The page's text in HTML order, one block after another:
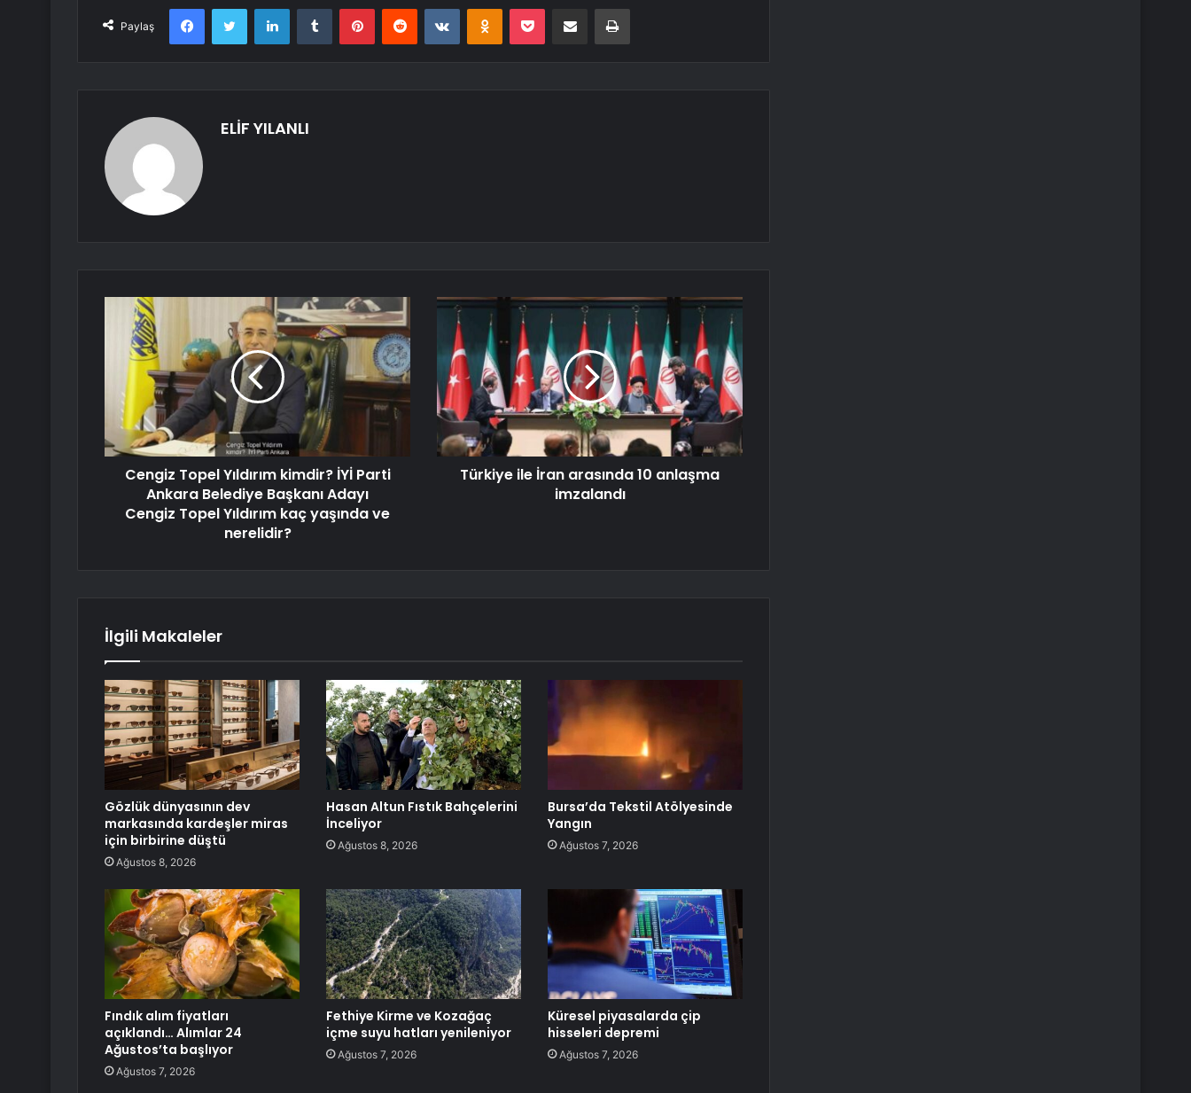
Paylaş
FacebookTwitter LinkedInTumblr PinterestReddit VKontakteOdnoklassniki
Pocket E-Posta ile paylaş Yazdır
ELİF YILANLI
Cengiz Topel Yıldırım kimdir? İYİ Parti
Ankara Belediye Başkanı Adayı
Cengiz Topel Yıldırım kaç yaşında ve
nerelidir?
Türkiye ile İran arasında 10 anlaşma
imzalandı
İlgili Makaleler
Gözlük dünyasının dev
markasında kardeşler miras
için birbirine düştü
Ağustos 8, 2026
Hasan Altun Fıstık Bahçelerini
İnceliyor
Ağustos 8, 2026
Bursa’da Tekstil Atölyesinde
Yangın
Ağustos 7, 2026
Fındık alım fiyatları
açıklandı… Alımlar 24
Ağustos’ta başlıyor
Ağustos 7, 2026
Fethiye Kirme ve Kozağaç
içme suyu hatları yenileniyor
Ağustos 7, 2026
Küresel piyasalarda çip
hisseleri depremi
Ağustos 7, 2026